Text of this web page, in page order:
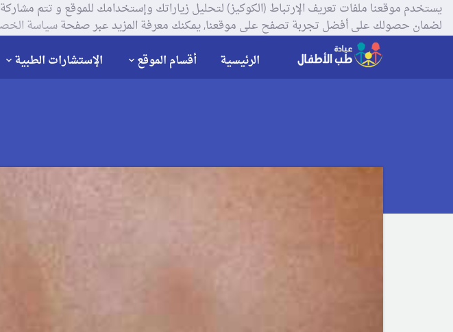
لضمان حصولك على أفضل تجربة تصفح على موقعنا, يمكنك معرفة المزيد عبر صفحةسياسة
الرئيسية أقسام الموقع الإستشارات الطبية